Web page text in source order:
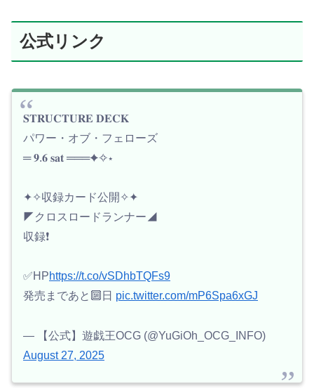
公式リンク
𝐒𝐓𝐑𝐔𝐂𝐓𝐔𝐑𝐄 𝐃𝐄𝐂𝐊
パワー・オブ・フェローズ
═ 𝟗.𝟔 𝐬𝐚𝐭 ═══✦✧⋆
✦✧収録カード公開✧✦
◤クロスロードランナー◢
収録❗️
✅HPhttps://t.co/vSDhbTQFs9
発売まであと🔟日 pic.twitter.com/mP6Spa6xGJ
— 【公式】遊戯王OCG (@YuGiOh_OCG_INFO)
August 27, 2025